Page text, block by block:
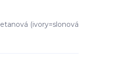
(ivory=slonová